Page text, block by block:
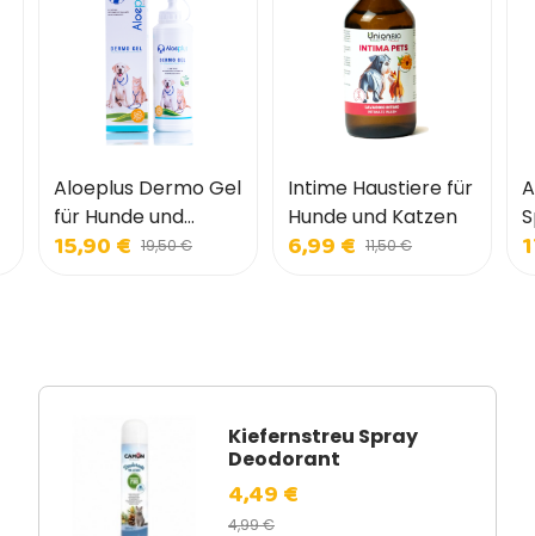
Aloeplus Dermo Gel
für Hunde und
Katzen
15,90 € 19,50 €
Intime Haustiere für
Hunde und Katzen
6,99 € 11,50 €
Kiefernstreu Spray
Deodorant
4,49 €
4,99 €